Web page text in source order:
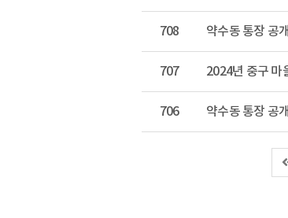
708 약수동 통장 공
707 2024년 중구 마
706 약수동 통장 공